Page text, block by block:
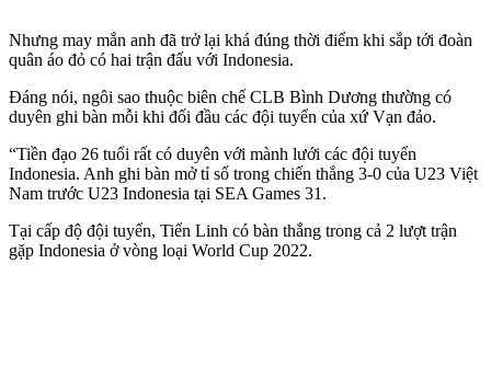
Nhưng may mắn anh đã trở lại khá đúng thời điểm khi sắp tới đoàn
quân áo đỏ có hai trận đấu với Indonesia.
Đáng nói, ngôi sao thuộc biên chế CLB Bình Dương thường có
duyên ghi bàn mỗi khi đối đầu các đội tuyển của xứ Vạn đảo.
“Tiền đạo 26 tuổi rất có duyên với mành lưới các đội tuyển
Indonesia. Anh ghi bàn mở tỉ số trong chiến thắng 3-0 của U23 Việt
Nam trước U23 Indonesia tại SEA Games 31.
Tại cấp độ đội tuyển, Tiến Linh có bàn thắng trong cả 2 lượt trận
gặp Indonesia ở vòng loại World Cup 2022.